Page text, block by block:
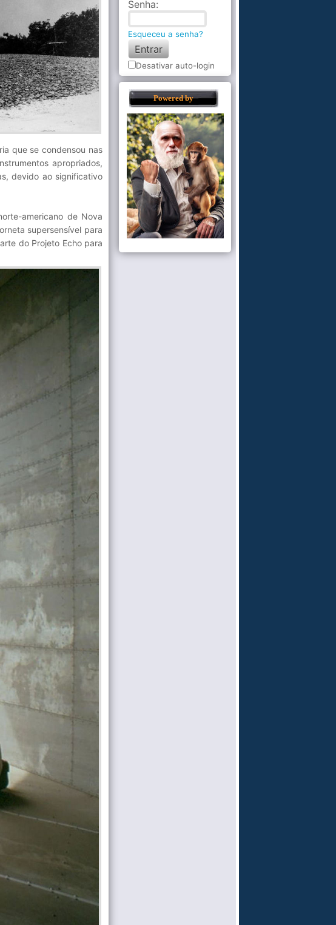
que se condensou nas
apropriados,
devido ao significativo
americano de Nova
supersensível para
do Projeto Echo para
Senha:
Esqueceu a senha?
Desativar auto-login
Powered by